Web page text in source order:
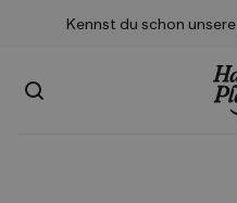
Kennst du schon unsere
Suchen